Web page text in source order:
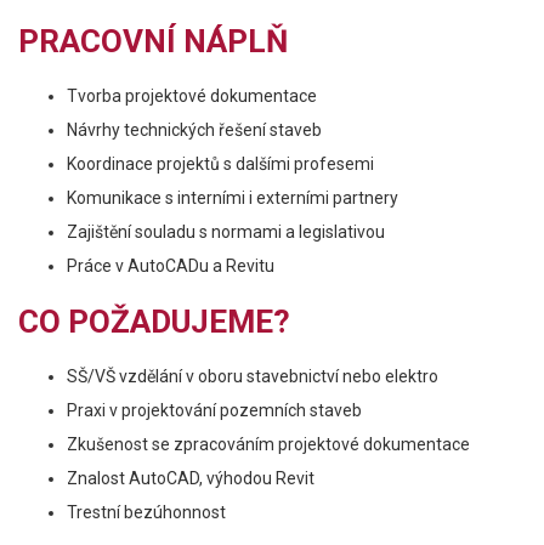
PRACOVNÍ NÁPLŇ
Tvorba projektové dokumentace
Návrhy technických řešení staveb
Koordinace projektů s dalšími profesemi
Komunikace s interními i externími partnery
Zajištění souladu s normami a legislativou
Práce v AutoCADu a Revitu
CO POŽADUJEME?
SŠ/VŠ vzdělání v oboru stavebnictví nebo elektro
Praxi v projektování pozemních staveb
Zkušenost se zpracováním projektové dokumentace
Znalost AutoCAD, výhodou Revit
Trestní bezúhonnost